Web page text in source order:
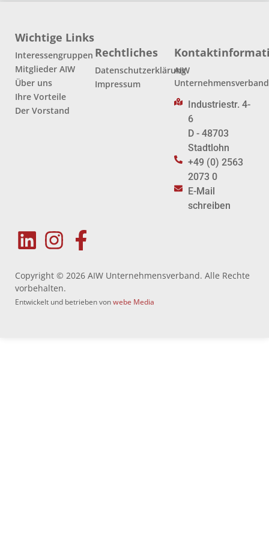
Wichtige Links
Interessengruppen
Mitglieder AIW
Über uns
Ihre Vorteile
Der Vorstand
Rechtliches
Datenschutzerklärung
Impressum
AIW
Unternehmensverband
Industriestr. 4-
6
D - 48703
Stadtlohn
+49 (0) 2563
2073 0
E-Mail
schreiben
Copyright © 2026 AIW Unternehmensverband. Alle Rechte
vorbehalten.
Entwickelt und betrieben vonwebe Media